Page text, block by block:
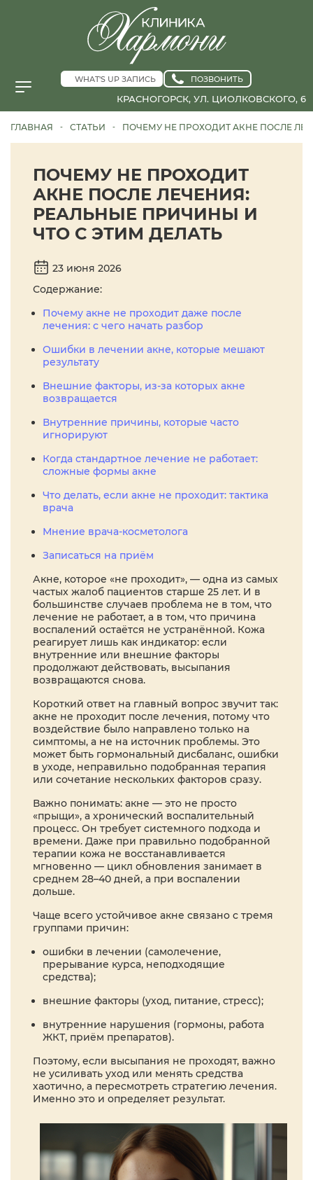
WHAT'S UP ЗАПИСЬ ПОЗВОНИТЬ
КРАСНОГОРСК, УЛ. ЦИОЛКОВСКОГО, 6
ГЛАВНАЯ - СТАТЬИ - ПОЧЕМУ НЕ ПРОХОДИТ АКНЕ ПОСЛЕ
ПОЧЕМУ НЕ ПРОХОДИТ
АКНЕ ПОСЛЕ ЛЕЧЕНИЯ:
РЕАЛЬНЫЕ ПРИЧИНЫ И
ЧТО С ЭТИМ ДЕЛАТЬ
23 июня 2026
Содержание:
Почему акне не проходит даже после
лечения: с чего начать разбор
Ошибки в лечении акне, которые мешают
результату
Внешние факторы, из-за которых акне
возвращается
Внутренние причины, которые часто
игнорируют
Когда стандартное лечение не работает:
сложные формы акне
Что делать, если акне не проходит: тактика
врача
Мнение врача-косметолога
Записаться на приём
Акне, которое «не проходит», — одна из самых
частых жалоб пациентов старше 25 лет. И в
большинстве случаев проблема не в том, что
лечение не работает, а в том, что причина
воспалений остаётся не устранённой. Кожа
реагирует лишь как индикатор: если
внутренние или внешние факторы
продолжают действовать, высыпания
возвращаются снова.
Короткий ответ на главный вопрос звучит так:
акне не проходит после лечения, потому что
воздействие было направлено только на
симптомы, а не на источник проблемы. Это
может быть гормональный дисбаланс, ошибки
в уходе, неправильно подобранная терапия
или сочетание нескольких факторов сразу.
Важно понимать: акне — это не просто
«прыщи», а хронический воспалительный
процесс. Он требует системного подхода и
времени. Даже при правильно подобранной
терапии кожа не восстанавливается
мгновенно — цикл обновления занимает в
среднем 28–40 дней, а при воспалении
дольше.
Чаще всего устойчивое акне связано с тремя
группами причин:
ошибки в лечении (самолечение,
прерывание курса, неподходящие
средства);
внешние факторы (уход, питание, стресс);
внутренние нарушения (гормоны, работа
ЖКТ, приём препаратов).
Поэтому, если высыпания не проходят, важно
не усиливать уход или менять средства
хаотично, а пересмотреть стратегию лечения.
Именно это и определяет результат.